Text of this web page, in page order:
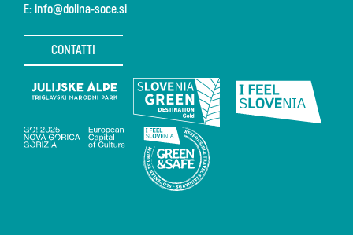
E: info@dolina-soce.si
CONTATTI